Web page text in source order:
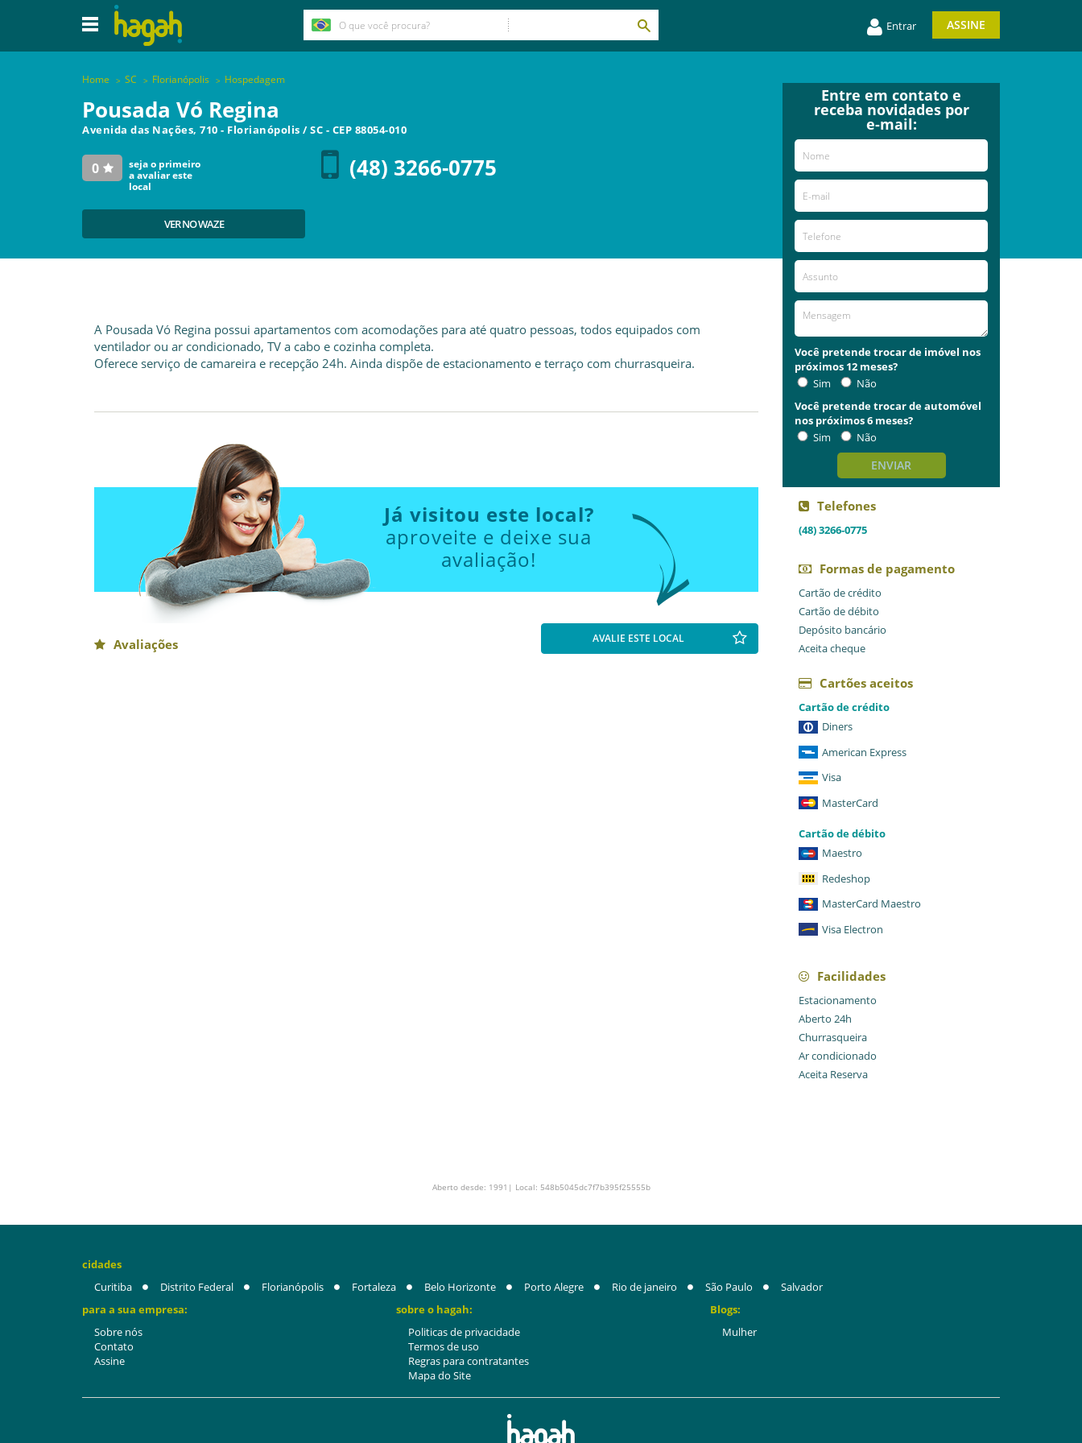
Entrar ASSINE
Home SC Florianópolis Hospedagem
Pousada Vó Regina
Avenida das Nações, 710 - Florianópolis /SC - CEP 88054-010
0
seja o primeiro
a avaliar este
local
(48) 3266-0775
VER NO WAZE
A Pousada Vó Regina possui apartamentos com acomodações para até quatro pessoas, todos equipados com
ventilador ou ar condicionado, TV a cabo e cozinha completa.
Oferece serviço de camareira e recepção 24h. Ainda dispõe de estacionamento e terraço com churrasqueira.
Já visitou este local?
aproveite e deixe sua
avaliação!
Avaliações AVALIE ESTE LOCAL
Entre em contato e
receba novidades por
e-mail:
Você pretende trocar de imóvel nos
próximos 12 meses?
Sim
Não
Você pretende trocar de automóvel
nos próximos 6 meses?
Sim
Não
ENVIAR
Telefones
(48) 3266-0775
Formas de pagamento
Cartão de crédito
Cartão de débito
Depósito bancário
Aceita cheque
Cartões aceitos
Cartão de crédito
Diners
American Express
Visa
MasterCard
Cartão de débito
Maestro
Redeshop
MasterCard Maestro
Visa Electron
Facilidades
Estacionamento
Aberto 24h
Churrasqueira
Ar condicionado
Aceita Reserva
Aberto desde: 1991| Local: 548b5045dc7f7b395f25555b
cidades
Curitiba
Distrito Federal Florianópolis Fortaleza Belo Horizonte Porto Alegre Rio de janeiro São Paulo
Salvador
para a sua empresa:
Sobre nós
Contato
Assine
sobre o hagah:
Politicas de privacidade
Termos de uso
Regras para contratantes
Mapa do Site
Blogs:
Mulher